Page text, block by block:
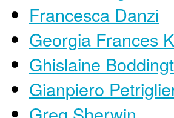
Francesca Danzi
Georgia Frances
Ghislaine
Gianpiero